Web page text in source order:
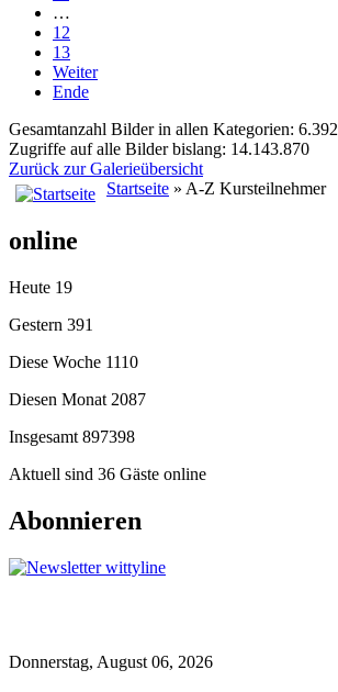
…
12
13
Weiter
Ende
Gesamtanzahl Bilder in allen Kategorien: 6.392
Zugriffe auf alle Bilder bislang: 14.143.870
Zurück zur Galerieübersicht
Startseite » A-Z Kursteilnehmer
online
Heute 19
Gestern 391
Diese Woche 1110
Diesen Monat 2087
Insgesamt 897398
Aktuell sind 36 Gäste online
Abonnieren
Donnerstag, August 06, 2026